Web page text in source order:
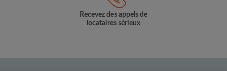
Recevez des appels de
locataires sérieux